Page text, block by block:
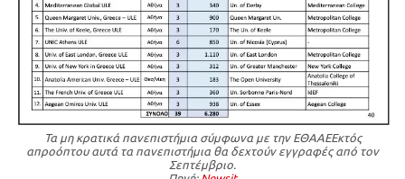
Τα μη κρατικά πανεπιστήμια σύμφωνα με την ΕΘΑΑΕΕκτός
απροόπτου αυτά τα πανεπιστήμια θα δεχτούν εγγραφές από τον
Σεπτέμβριο.